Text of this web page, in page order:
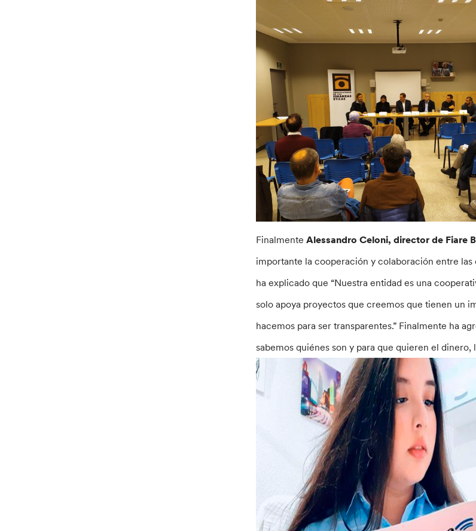
FinalmenteAlessandro Celoni, director de Fiare
importante la cooperación y colaboración entre las
ha explicado que “Nuestra entidad es una
solo apoya proyectos que creemos que tienen un
hacemos para ser transparentes.” Finalmente ha
sabemos quiénes son y para que quieren el dinero,